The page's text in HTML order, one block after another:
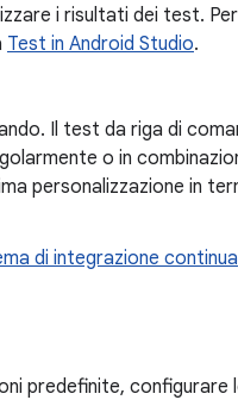
i risultati dei test. Per
Test in Android Studio.
Il test da riga di
o in
personalizzazione in
di integrazione continua
predefinite, configurare